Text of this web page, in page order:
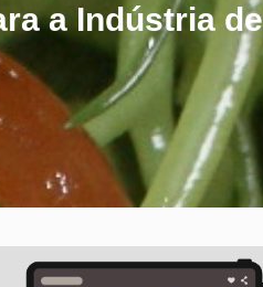
a Indústria de